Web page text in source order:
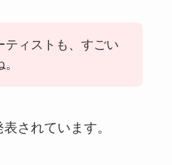
ティストも、すごい
されています。